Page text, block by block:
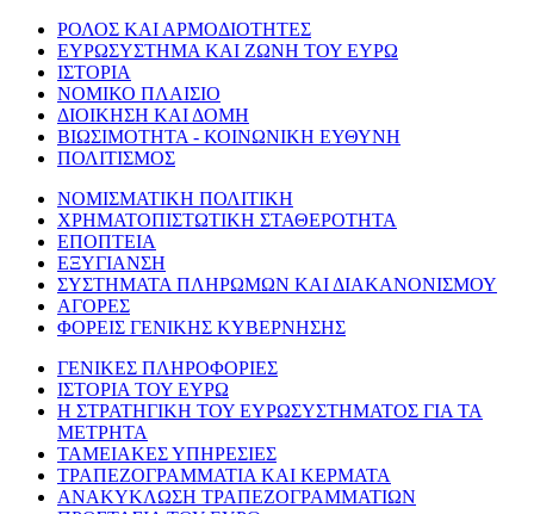
ΡΟΛΟΣ ΚΑΙ ΑΡΜΟΔΙΟΤΗΤΕΣ
ΕΥΡΩΣΥΣΤΗΜΑ ΚΑΙ ΖΩΝΗ ΤΟΥ ΕΥΡΩ
ΙΣΤΟΡΙΑ
ΝΟΜΙΚΟ ΠΛΑΙΣΙΟ
ΔΙΟΙΚΗΣΗ ΚΑΙ ΔΟΜΗ
ΒΙΩΣΙΜΟΤΗΤΑ - ΚΟΙΝΩΝΙΚΗ ΕΥΘΥΝΗ
ΠΟΛΙΤΙΣΜΟΣ
ΝΟΜΙΣΜΑΤΙΚΗ ΠΟΛΙΤΙΚΗ
ΧΡΗΜΑΤΟΠΙΣΤΩΤΙΚΗ ΣΤΑΘΕΡΟΤΗΤΑ
ΕΠΟΠΤΕΙΑ
ΕΞΥΓΙΑΝΣΗ
ΣΥΣΤΗΜΑΤΑ ΠΛΗΡΩΜΩΝ ΚΑΙ ΔΙΑΚΑΝΟΝΙΣΜΟΥ
ΑΓΟΡΕΣ
ΦΟΡΕΙΣ ΓΕΝΙΚΗΣ ΚΥΒΕΡΝΗΣΗΣ
ΓΕΝΙΚΕΣ ΠΛΗΡΟΦΟΡΙΕΣ
ΙΣΤΟΡΙΑ ΤΟΥ ΕΥΡΩ
Η ΣΤΡΑΤΗΓΙΚΗ ΤΟΥ ΕΥΡΩΣΥΣΤΗΜΑΤΟΣ ΓΙΑ ΤΑ
ΜΕΤΡΗΤΑ
ΤΑΜΕΙΑΚΕΣ ΥΠΗΡΕΣΙΕΣ
ΤΡΑΠΕΖΟΓΡΑΜΜΑΤΙΑ ΚΑΙ ΚΕΡΜΑΤΑ
ΑΝΑΚΥΚΛΩΣΗ ΤΡΑΠΕΖΟΓΡΑΜΜΑΤΙΩΝ